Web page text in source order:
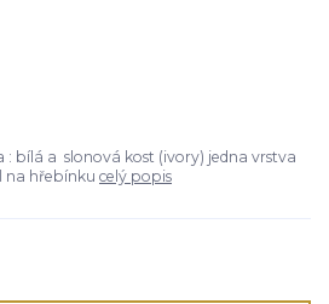
: bílá a slonová kost (ivory) jedna vrstva
na hřebínku celý popis